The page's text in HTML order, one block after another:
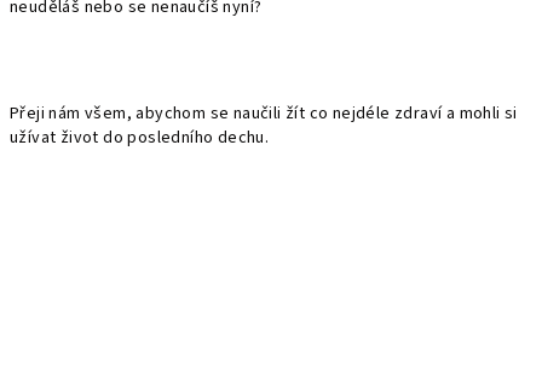
neuděláš nebo se nenaučíš nyní?
Přeji nám všem, abychom se naučili žít co nejdéle zdraví a mohli si
užívat život do posledního dechu.